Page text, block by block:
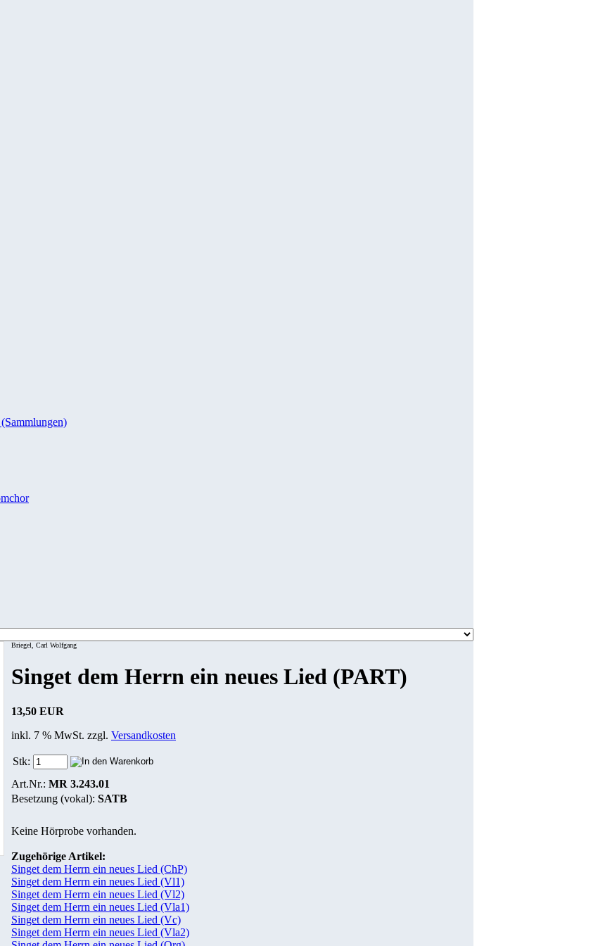
Briegel, Carl Wolfgang
Singet dem Herrn ein neues Lied (PART)
13,50 EUR
inkl. 7 % MwSt. zzgl. Versandkosten
Stk:
Art.Nr.: MR 3.243.01
Besetzung (vokal): SATB
Keine Hörprobe vorhanden.
Zugehörige Artikel:
Singet dem Herrn ein neues Lied (ChP)
Singet dem Herrn ein neues Lied (Vl1)
Singet dem Herrn ein neues Lied (Vl2)
Singet dem Herrn ein neues Lied (Vla1)
Singet dem Herrn ein neues Lied (Vc)
Singet dem Herrn ein neues Lied (Vla2)